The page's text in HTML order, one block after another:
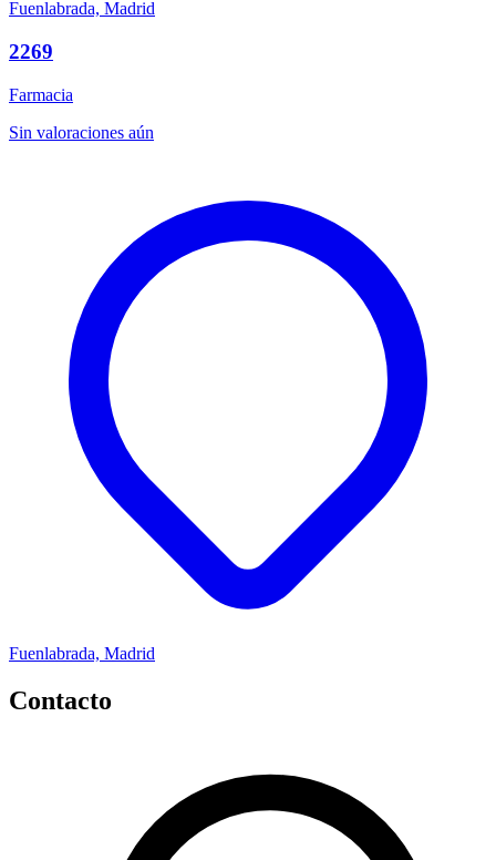
Fuenlabrada, Madrid
2269
Farmacia
Sin valoraciones aún
Fuenlabrada, Madrid
Contacto